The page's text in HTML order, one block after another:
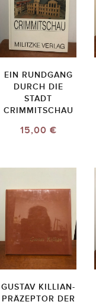
EIN RUNDGANG
DURCH DIE
STADT
CRIMMITSCHAU
15,00 €
GUSTAV KILLIAN-
PRÄZEPTOR DER